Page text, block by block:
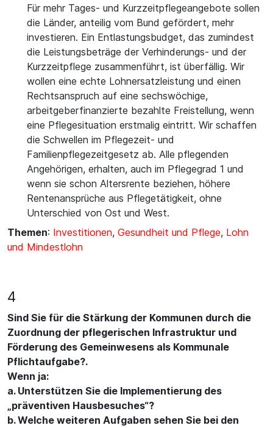
Für mehr Tages- und Kurzzeitpflegeangebote sollen
die Länder, anteilig vom Bund gefördert, mehr
investieren. Ein Entlastungsbudget, das zumindest
die Leistungsbeträge der Verhinderungs- und der
Kurzzeitpflege zusammenführt, ist überfällig. Wir
wollen eine echte Lohnersatzleistung und einen
Rechtsanspruch auf eine sechswöchige,
arbeitgeberfinanzierte bezahlte Freistellung, wenn
eine Pflegesituation erstmalig eintritt. Wir schaffen
die Schwellen im Pflegezeit- und
Familienpflegezeitgesetz ab. Alle pflegenden
Angehörigen, erhalten, auch im Pflegegrad 1 und
wenn sie schon Altersrente beziehen, höhere
Rentenansprüche aus Pflegetätigkeit, ohne
Unterschied von Ost und West.
Themen: Investitionen, Gesundheit und Pflege, Lohn
und Mindestlohn
4
Sind Sie für die Stärkung der Kommunen durch die
Zuordnung der pflegerischen Infrastruktur und
Förderung des Gemeinwesens als Kommunale
Pflichtaufgabe?.
Wenn ja:
a. Unterstützen Sie die Implementierung des
„präventiven Hausbesuches“?
b. Welche weiteren Aufgaben sehen Sie bei den